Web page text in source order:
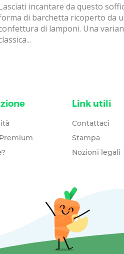
incantare da questo
di barchetta ricoperto da
di lamponi. Una
Link utili
Contattaci
Stampa
Nozioni legali